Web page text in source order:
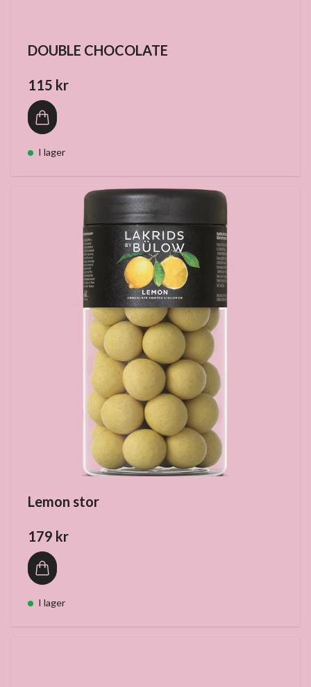
DOUBLE CHOCOLATE
115 kr
I lager
Lemon stor
179 kr
I lager